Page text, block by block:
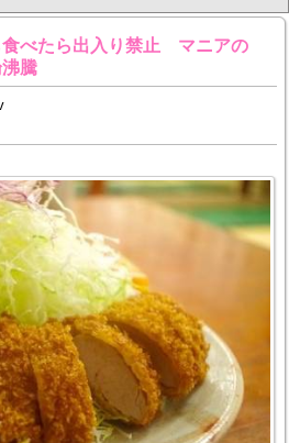
食べたら出入り禁止 マニアの
沸騰